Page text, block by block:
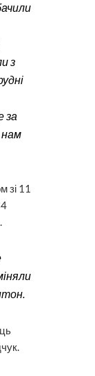
з
за
нам
зі 11